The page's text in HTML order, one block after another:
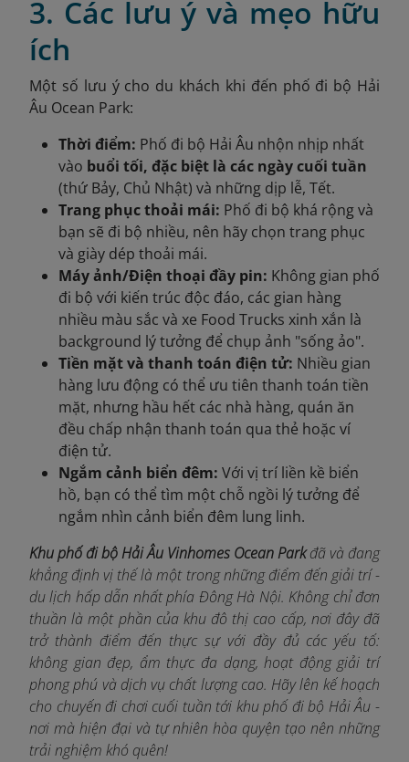
3. Các lưu ý và mẹo hữu
ích
Một số lưu ý cho du khách khi đến phố đi bộ Hải
Âu Ocean Park:
Thời điểm: Phố đi bộ Hải Âu nhộn nhịp nhất
vào buổi tối, đặc biệt là các ngày cuối tuần
(thứ Bảy, Chủ Nhật) và những dịp lễ, Tết.
Trang phục thoải mái: Phố đi bộ khá rộng và
bạn sẽ đi bộ nhiều, nên hãy chọn trang phục
và giày dép thoải mái.
Máy ảnh/Điện thoại đầy pin: Không gian phố
đi bộ với kiến trúc độc đáo, các gian hàng
nhiều màu sắc và xe Food Trucks xinh xắn là
background lý tưởng để chụp ảnh "sống ảo".
Tiền mặt và thanh toán điện tử: Nhiều gian
hàng lưu động có thể ưu tiên thanh toán tiền
mặt, nhưng hầu hết các nhà hàng, quán ăn
đều chấp nhận thanh toán qua thẻ hoặc ví
điện tử.
Ngắm cảnh biển đêm: Với vị trí liền kề biển
hồ, bạn có thể tìm một chỗ ngồi lý tưởng để
ngắm nhìn cảnh biển đêm lung linh.
Khu phố đi bộ Hải Âu Vinhomes Ocean Parkđã và đang
khẳng định vị thế là một trong những điểm đến giải trí -
du lịch hấp dẫn nhất phía Đông Hà Nội. Không chỉ đơn
thuần là một phần của khu đô thị cao cấp, nơi đây đã
trở thành điểm đến thực sự với đầy đủ các yếu tố:
không gian đẹp, ẩm thực đa dạng, hoạt động giải trí
phong phú và dịch vụ chất lượng cao. Hãy lên kế hoạch
cho chuyến đi chơi cuối tuần tới khu phố đi bộ Hải Âu -
nơi mà hiện đại và tự nhiên hòa quyện tạo nên những
trải nghiệm khó quên!